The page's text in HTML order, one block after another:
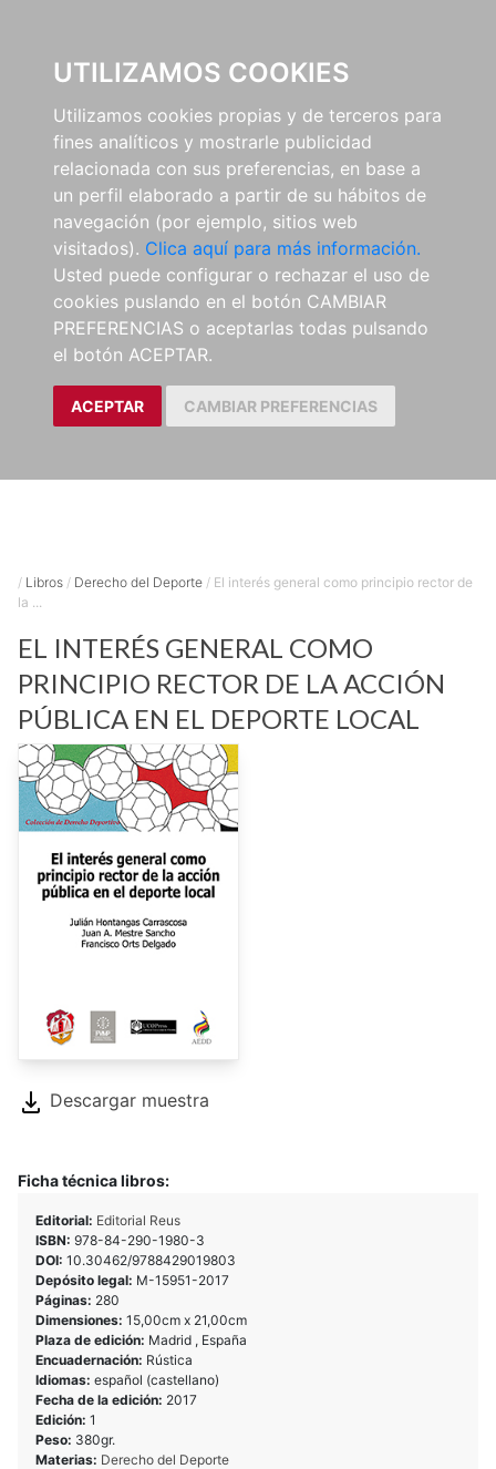
UTILIZAMOS COOKIES
Utilizamos cookies propias y de terceros para
fines analíticos y mostrarle publicidad
relacionada con sus preferencias, en base a
un perfil elaborado a partir de su hábitos de
navegación (por ejemplo, sitios web
visitados). Clica aquí para más información.
Usted puede configurar o rechazar el uso de
cookies puslando en el botón CAMBIAR
PREFERENCIAS o aceptarlas todas pulsando
el botón ACEPTAR.
ACEPTAR CAMBIAR PREFERENCIAS
/ Libros / Derecho del Deporte / El interés general como principio rector de
la ...
EL INTERÉS GENERAL COMO
PRINCIPIO RECTOR DE LA ACCIÓN
PÚBLICA EN EL DEPORTE LOCAL
Descargar muestra
Ficha técnica libros:
Editorial: Editorial Reus
ISBN: 978-84-290-1980-3
DOI: 10.30462/9788429019803
Depósito legal: M-15951-2017
Páginas: 280
Dimensiones: 15,00cm x 21,00cm
Plaza de edición: Madrid , España
Encuadernación: Rústica
Idiomas: español (castellano)
Fecha de la edición: 2017
Edición: 1
Peso: 380gr.
Materias: Derecho del Deporte